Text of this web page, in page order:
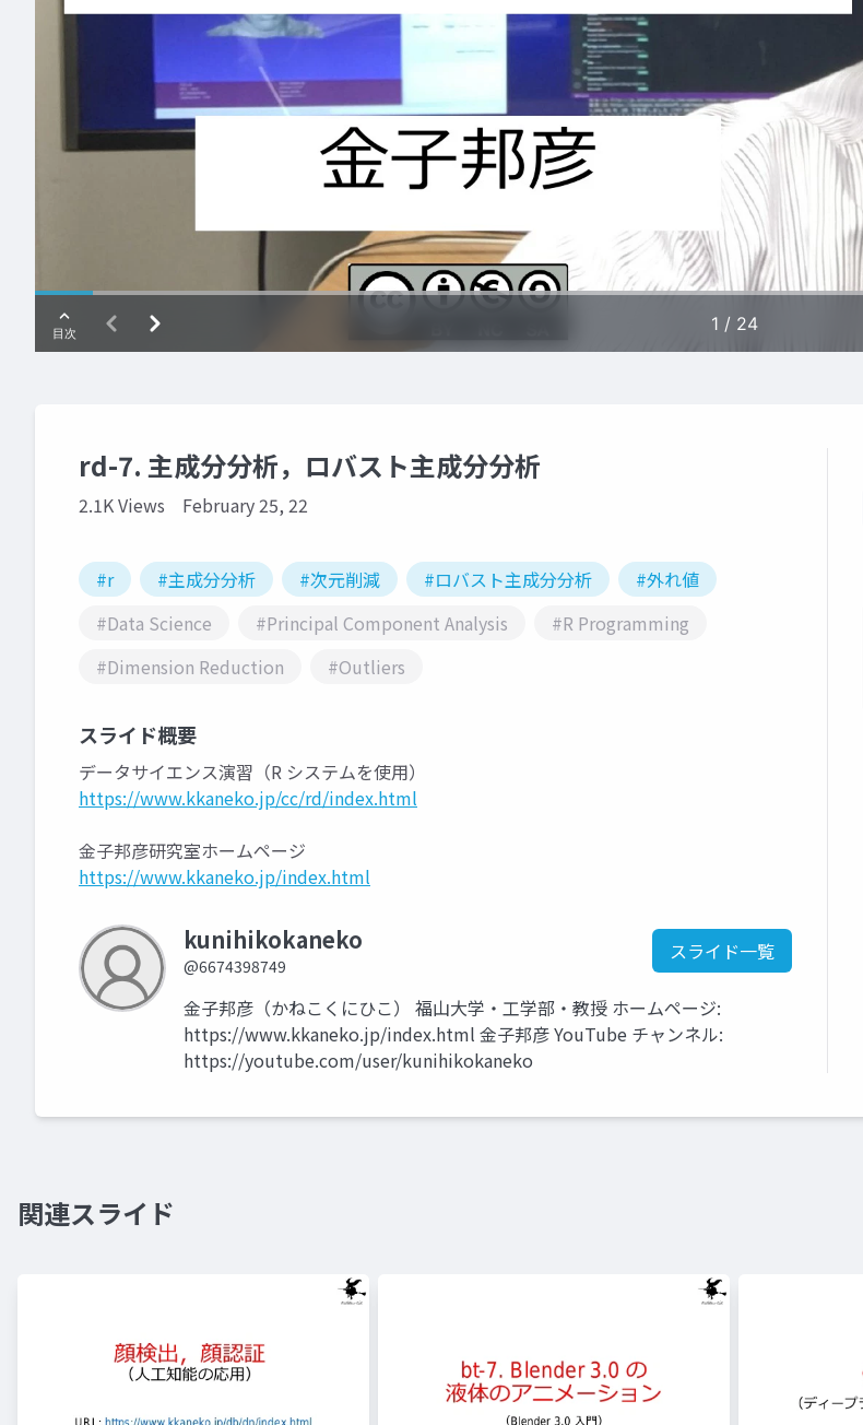
rd-7. 主成分分析，ロバスト主成分分析
2.1K Views February 25, 22
#r #主成分分析 #次元削減 #ロバスト主成分分析
#外れ値
#Data Science
#Principal Component Analysis
#R Programming
#Dimension Reduction
#Outliers
スライド概要
データサイエンス演習（R システムを使用）
https://www.kkaneko.jp/cc/rd/index.html
金子邦彦研究室ホームページ
https://www.kkaneko.jp/index.html
kunihikokaneko
@6674398749
スライド一覧
金子邦彦（かねこくにひこ） 福山大学・工学部・教授 ホームページ:
https://www.kkaneko.jp/index.html 金子邦彦 YouTube チャンネル:
https://youtube.com/user/kunihikokaneko
関連スライド